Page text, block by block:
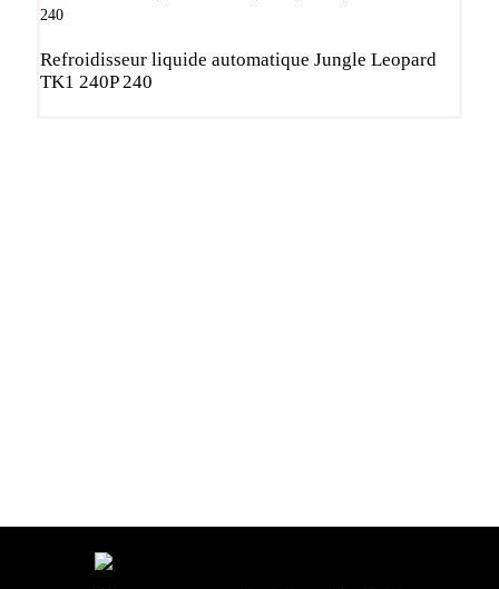
Refroidisseur liquide automatique Jungle Leopard
TK1 240P 240